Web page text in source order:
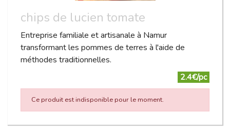
chips de lucien tomate
Entreprise familiale et artisanale à Namur
transformant les pommes de terres à l'aide de
méthodes traditionnelles.
2.4€/pc
Ce produit est indisponible pour le moment.